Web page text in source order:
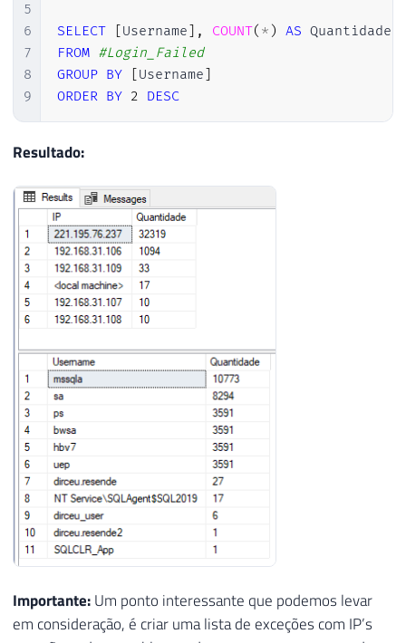
42
43
44
45
46
47
49
50
51
52
53
54
55
56
58
59
60
INSERT INTO
#Login_Failed (LogDate,
EXEC master.dbo
-- Pesquisa por tentar conectar com
INSERT INTO #Login_Failed (LogDate,
-- Atualiza o número do arquivo de
UPDATE #Login_Failed
SET LogNumber
WHERE LogNumber
SET @Contador
#Login_Failed
5
6
7
8
9
SELECT Username , COUNT( * ) AS
FROM #Login_Failed
GROUP BY Username
ORDER BY 2 DESC
Resultado:
Importante:Um ponto interessante que podemos levar
em consideração, é criar uma lista de exceções com IP’s